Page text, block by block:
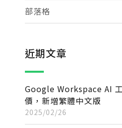
部落格
近期文章
Google Workspace AI
價，新增繁體中文版
2025/02/26